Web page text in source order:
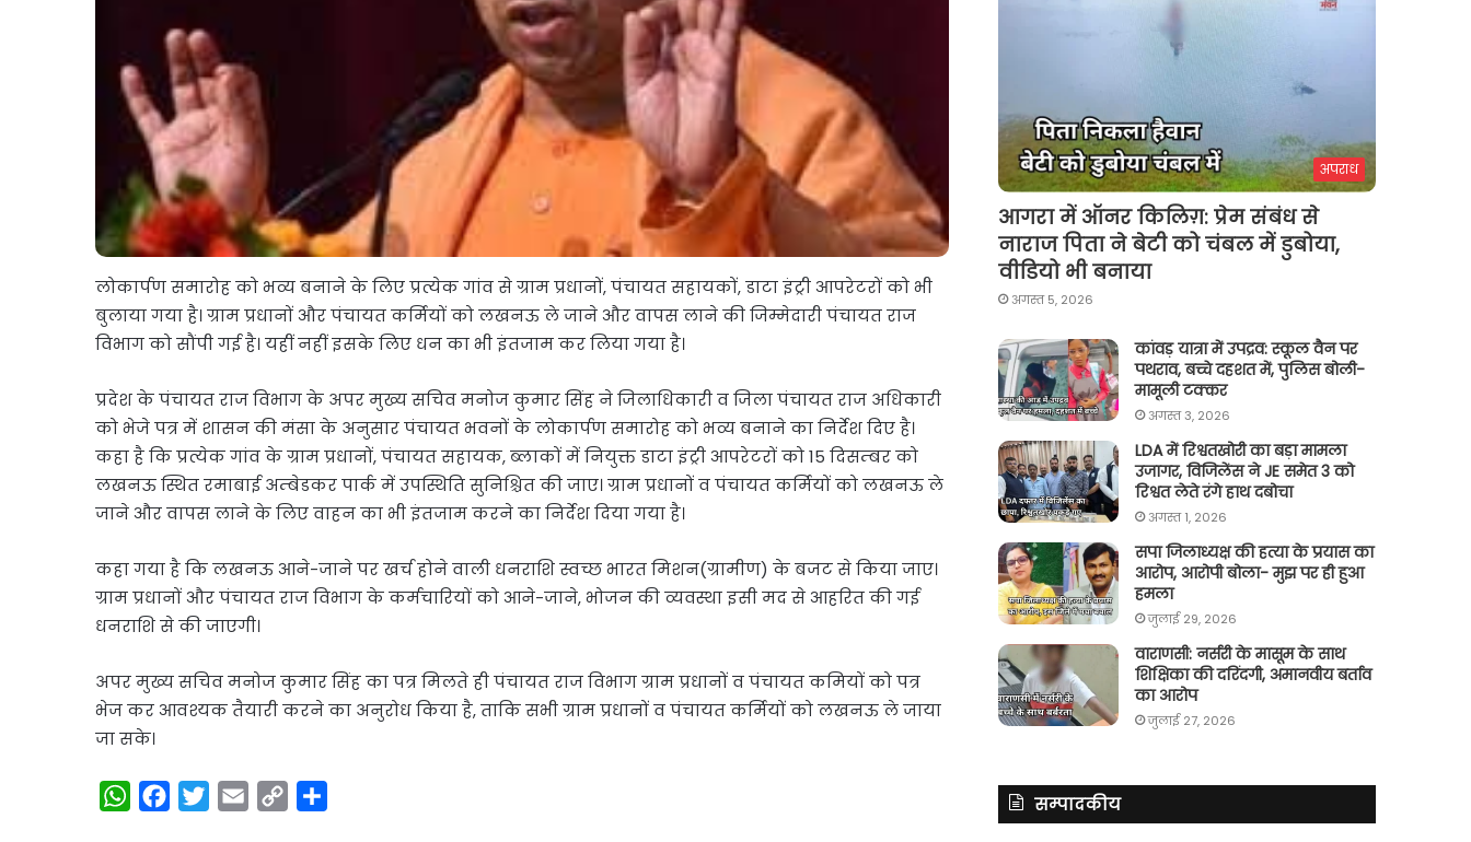
लोकार्पण समारोह को भव्य बनाने के लिए प्रत्येक गांव से ग्राम प्रधानों, पंचायत सहायकों, डाटा इंट्री आपरेटरों को भी
बुलाया गया है। ग्राम प्रधानों और पंचायत कर्मियों को लखनऊ ले जाने और वापस लाने की जिम्मेदारी पंचायत राज
विभाग को सौंपी गई है। यहीं नहीं इसके लिए धन का भी इंतजाम कर लिया गया है।
प्रदेश के पंचायत राज विभाग के अपर मुख्य सचिव मनोज कुमार सिंह ने जिलाधिकारी व जिला पंचायत राज अधिकारी
को भेजे पत्र में शासन की मंसा के अनुसार पंचायत भवनों के लोकार्पण समारोह को भव्य बनाने का निर्देश दिए है।
कहा है कि प्रत्येक गांव के ग्राम प्रधानों, पंचायत सहायक, ब्लाकों में नियुक्त डाटा इंट्री आपरेटरों को 15 दिसम्बर को
लखनऊ स्थित रमाबाई अम्बेडकर पार्क में उपस्थिति सुनिश्चित की जाए। ग्राम प्रधानों व पंचायत कर्मियों को लखनऊ ले
जाने और वापस लाने के लिए वाहन का भी इंतजाम करने का निर्देश दिया गया है।
कहा गया है कि लखनऊ आने-जाने पर खर्च होने वाली धनराशि स्वच्छ भारत मिशन(ग्रामीण) के बजट से किया जाए।
ग्राम प्रधानों और पंचायत राज विभाग के कर्मचारियों को आने-जाने, भोजन की व्यवस्था इसी मद से आहरित की गई
धनराशि से की जाएगी।
अपर मुख्य सचिव मनोज कुमार सिंह का पत्र मिलते ही पंचायत राज विभाग ग्राम प्रधानों व पंचायत कमियों को पत्र
भेज कर आवश्यक तैयारी करने का अनुरोध किया है, ताकि सभी ग्राम प्रधानों व पंचायत कर्मियों को लखनऊ ले जाया
जा सके।
W
अपराध
आगरा में ऑनर किलिग़: प्रेम संबंध से
नाराज पिता ने बेटी को चंबल में डुबोया,
वीडियो भी बनाया
अगस्त 5, 2026
कांवड़ यात्रा में उपद्रव: स्कूल वैन पर
पथराव, बच्चे दहशत में, पुलिस बोली-
मामूली टक्कर
अगस्त 3, 2026
LDA में रिश्वतखोरी का बड़ा मामला
उजागर, विजिलेंस ने JE समेत 3 को
रिश्वत लेते रंगे हाथ दबोचा
अगस्त 1, 2026
सपा जिलाध्यक्ष की हत्या के प्रयास का
आरोप, आरोपी बोला- मुझ पर ही हुआ
हमला
जुलाई 29, 2026
वाराणसी: नर्सरी के मासूम के साथ
शिक्षिका की दरिंदगी, अमानवीय बर्ताव
का आरोप
जुलाई 27, 2026
सम्पादकीय